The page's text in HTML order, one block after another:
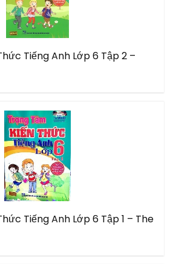
Tiếng Anh Lớp 6 Tập 2 –
Tiếng Anh Lớp 6 Tập 1 – The